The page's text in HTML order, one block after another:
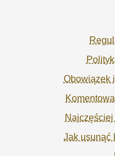
Obowiązek
Jak usunąć